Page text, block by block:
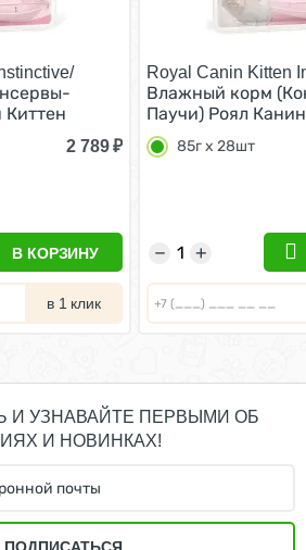
Киттен
в
месяцев в
2 789₽
В КОРЗИНУ
в 1 клик
Royal Canin Kitten
Влажный корм
Паучи) Роял
Инстинктив для
возрасте от 4 до
85г х 28шт
+
−
И УЗНАВАЙТЕ ПЕРВЫМИ ОБ
И НОВИНКАХ!